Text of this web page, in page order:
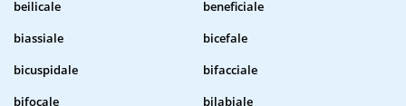
beilicale
beneficiale
biassiale
bicefale
bicuspidale
bifacciale
bifocale
bilabiale